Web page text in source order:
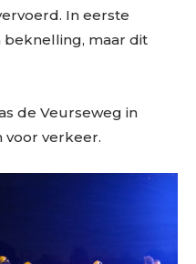
In eerste
beknelling, maar dit
de Veurseweg in
voor verkeer.